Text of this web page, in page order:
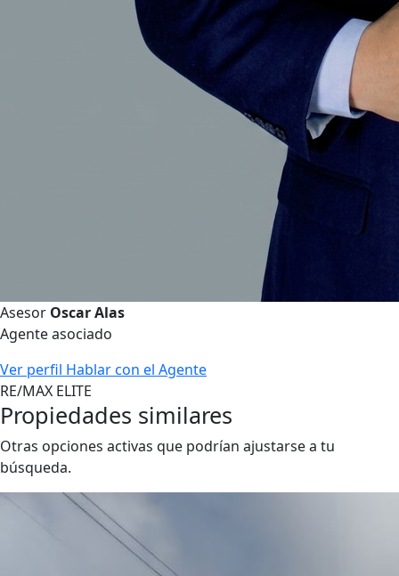
Asesor Oscar Alas
Agente asociado
Ver perfil Hablar con el Agente
RE/MAX ELITE
Propiedades similares
Otras opciones activas que podrían ajustarse a tu
búsqueda.